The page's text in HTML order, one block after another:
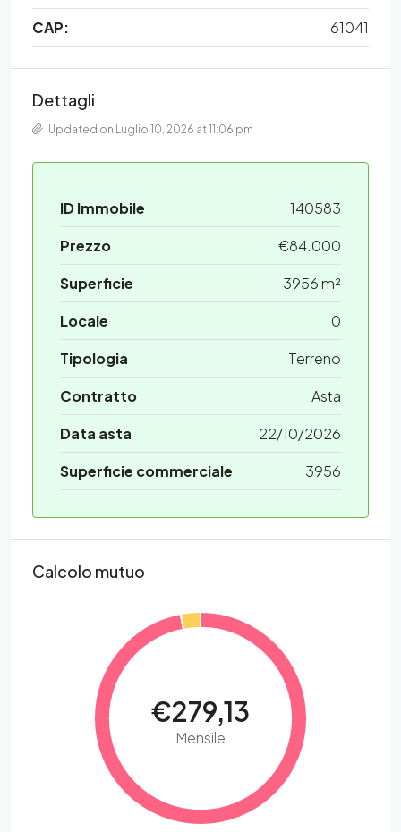
CAP:
61041
Dettagli
Updated on Luglio 10, 2026 at 11:06 pm
ID Immobile
140583
Prezzo
€84.000
Superficie
3956 m²
Locale
0
Tipologia
Terreno
Contratto
Asta
Data asta
22/10/2026
Superficie commerciale
3956
Calcolo mutuo
€279,13
Mensile